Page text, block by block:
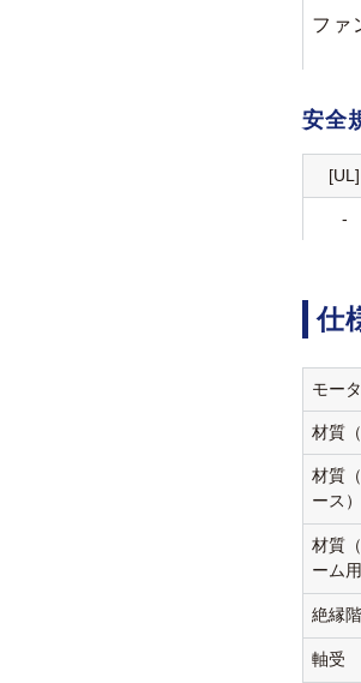
ファ
安全
[UL]
-
仕
モー
材質
材質
ース）
材質
ーム
絶縁
軸受